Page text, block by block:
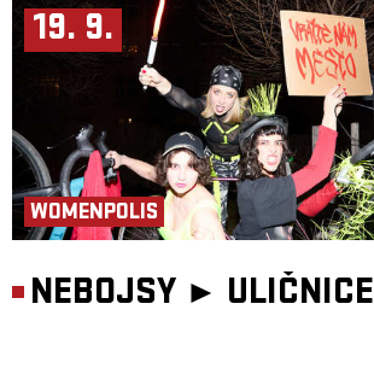
19. 9.
WOMENPOLIS
NEBOJSY ► ULIČNICE